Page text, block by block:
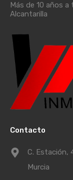
Más de 10 años
Alcantarilla
Contacto
C. Estación,
Murcia